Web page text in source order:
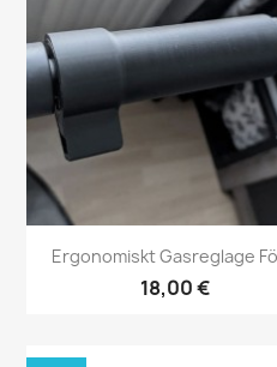
Snabbvy
Ergonomiskt Gasreglage
18,00 €